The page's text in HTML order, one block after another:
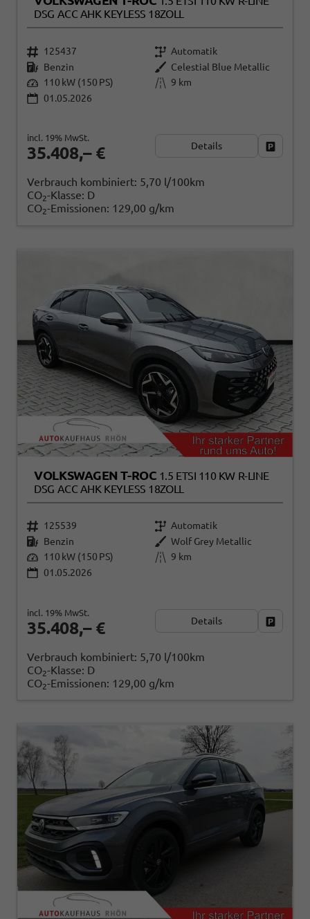
DSG ACC AHK KEYLESS 18ZOLL
125437
Automatik
Benzin
Celestial Blue Metallic
110 kW (150 PS)
9 km
01.05.2026
35.408,– €
incl. 19% MwSt.
Details
Verbrauch kombiniert: 5,70 l/100km
CO2-Klasse: D
CO2-Emissionen: 129,00 g/km
VOLKSWAGEN T-ROC 1.5 ETSI 110 KW R-LINE
DSG ACC AHK KEYLESS 18ZOLL
125539
Automatik
Benzin
Wolf Grey Metallic
110 kW (150 PS)
9 km
01.05.2026
35.408,– €
incl. 19% MwSt.
Details
Verbrauch kombiniert: 5,70 l/100km
CO2-Klasse: D
CO2-Emissionen: 129,00 g/km